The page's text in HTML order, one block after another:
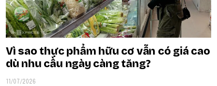
Vì sao thực phẩm hữu cơ vẫn có giá cao
dù nhu cầu ngày càng tăng?
11/07/2026